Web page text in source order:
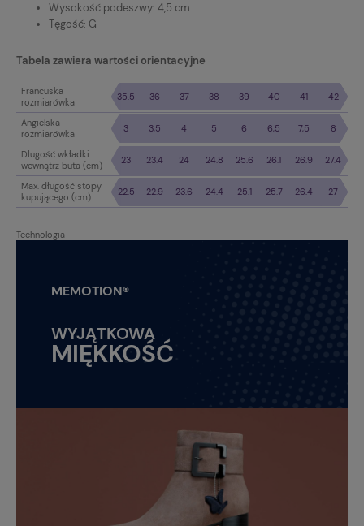
Wysokość podeszwy: 4,5 cm
Tęgość: G
Tabela zawiera wartości orientacyjne
Francuska
rozmiarówka
35.5 36 37 38 39 40 41 42
Angielska
rozmiarówka
3 3,5 4 5 6 6,5 7,5 8
Długość wkładki
wewnątrz buta (cm)
23 23.4 24 24.8 25.6 26.1 26.9 27.4
Max. długość stopy
kupującego (cm)
22.5 22.9 23.6 24.4 25.1 25.7 26.4 27
Technologia
MEMOTION®
WYJĄTKOWA
MIĘKKOŚĆ